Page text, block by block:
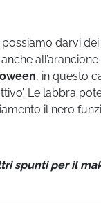
darvi
, in questo
Le labbra
il nero
spunti per il